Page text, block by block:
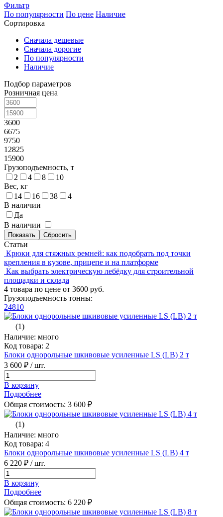
Фильтр
По популярности По цене Наличие
Сортировка
Сначала дешевые
Сначала дорогие
По популярности
Наличие
Подбор параметров
Розничная цена
3600
6675
9750
12825
15900
Грузоподъемность, т
2
4 8
10
Вес, кг
14
16 38
4
В наличии
Да
В наличии
Статьи
Крюки для стяжных ремней: как подобрать под точки
крепления в кузове, прицепе и на платформе
Как выбрать электрическую лебёдку для строительной
площадки и склада
4 товара по цене от 3600 руб.
Грузоподъемность тонны:
24810
(1)
Наличие: много
Код товара: 2
Блоки однорольные шкивовые усиленные LS (LB) 2 т
3 600 ₽ / шт.
В корзину
Подробнее
Общая стоимость: 3 600 ₽
(1)
Наличие: много
Код товара: 4
Блоки однорольные шкивовые усиленные LS (LB) 4 т
6 220 ₽ / шт.
В корзину
Подробнее
Общая стоимость: 6 220 ₽